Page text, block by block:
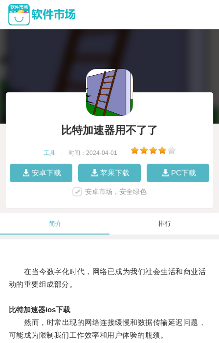
比特加速器用不了了
工具 时间：2024-04-01
安卓下载 苹果下载 PC下载
安卓市场，安全绿色
简介 排行
在当今数字化时代，网络已成为我们社会生活和商业活
动的重要组成部分。
比特加速器ios下载
然而，时常出现的网络连接缓慢和数据传输延迟问题，
可能成为限制我们工作效率和用户体验的瓶颈。